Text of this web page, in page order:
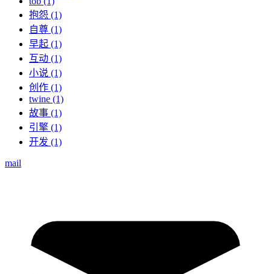
抱怨 (1)
自尊 (1)
早起 (1)
互动 (1)
小说 (1)
创作 (1)
twine (1)
故事 (1)
引擎 (1)
开发 (1)
mail